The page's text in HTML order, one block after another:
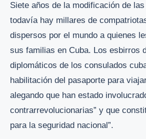
Siete años de la modificación de
todavía hay millares de
dispersos por el mundo a quienes
sus familias en Cuba. Los esbirros
diplomáticos de los consulados
habilitación del pasaporte para
alegando que han estado
contrarrevolucionarias” y que
para la seguridad nacional”.